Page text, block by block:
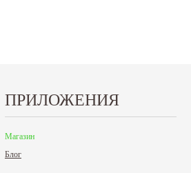
ПРИЛОЖЕНИЯ
Магазин
Блог